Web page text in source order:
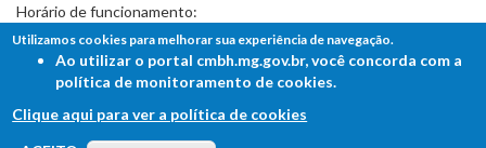
Horário de funcionamento:
7h às 19h
FALE COM A CÂMARA
Utilizamos cookies para melhorar sua experiência de navegação.
Ao utilizar o portal cmbh.mg.gov.br, você concorda com a
política de monitoramento de cookies.
Clique aqui para ver a política de cookies